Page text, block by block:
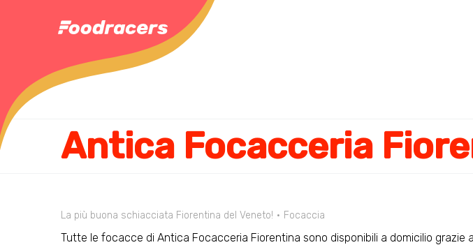
La più buona schiacciata Fiorentina del Veneto! Focaccia
Tutte le focacce di Antica Focacceria Fiorentina sono disponibili a domicilio grazie